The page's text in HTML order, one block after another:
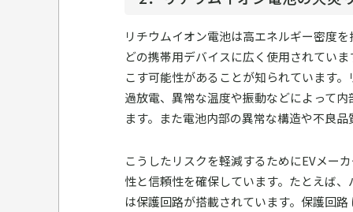
リチウムイオン電池は高エネルギー密度
どの携帯用デバイスに広く使用されてい
こす可能性があることが知られています
過放電、異常な温度や振動などによって
ます。また電池内部の異常な構造や不良
こうしたリスクを軽減するためにEVメー
性と信頼性を確保しています。たとえば
は保護回路が搭載されています。保護回